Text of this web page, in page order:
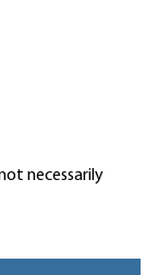
necessarily